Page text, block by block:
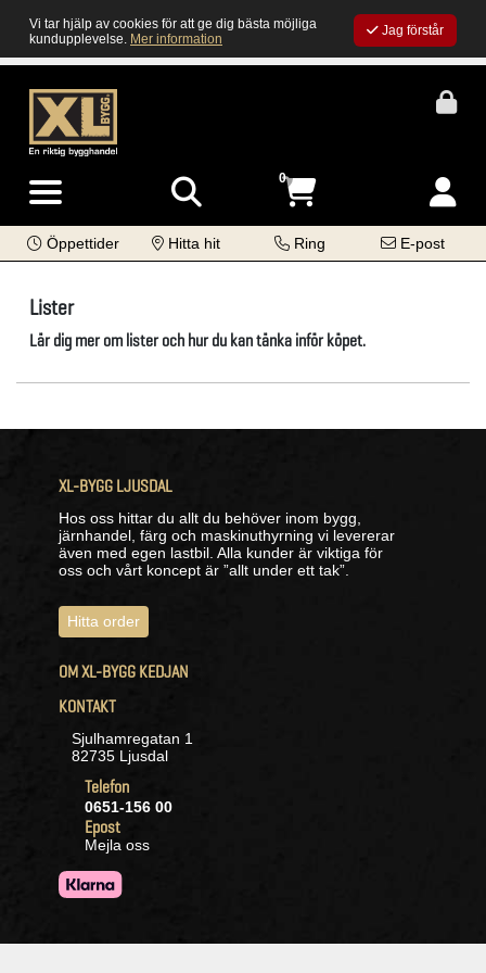
Vi tar hjälp av cookies för att ge dig bästa möjliga
kundupplevelse. Mer information
Jag förstår
0
Öppettider Hitta hit Ring E-post
Lister
Lär dig mer om lister och hur du kan tänka inför köpet.
XL-BYGG LJUSDAL
Hos oss hittar du allt du behöver inom bygg,
järnhandel, färg och maskinuthyrning vi levererar
även med egen lastbil. Alla kunder är viktiga för
oss och vårt koncept är ”allt under ett tak”.
Hitta order
OM XL-BYGG KEDJAN
KONTAKT
Sjulhamregatan 1
82735 Ljusdal
Telefon
0651-156 00
Epost
Mejla oss